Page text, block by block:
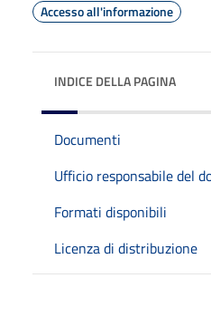
Accesso all'informazione
INDICE DELLA PAGINA
Documenti
Ufficio responsabile del
Formati disponibili
Licenza di distribuzione